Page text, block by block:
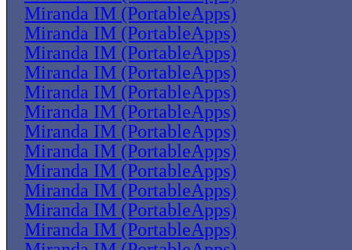
Miranda IM (PortableApps)
Miranda IM (PortableApps)
Miranda IM (PortableApps)
Miranda IM (PortableApps)
Miranda IM (PortableApps)
Miranda IM (PortableApps)
Miranda IM (PortableApps)
Miranda IM (PortableApps)
Miranda IM (PortableApps)
Miranda IM (PortableApps)
Miranda IM (PortableApps)
Miranda IM (PortableApps)